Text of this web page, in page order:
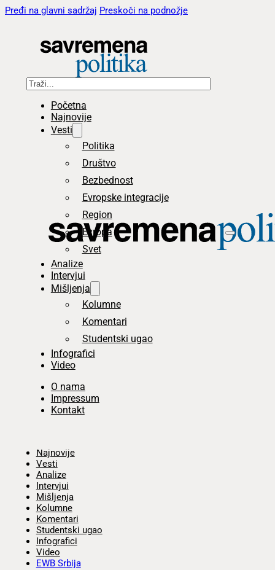
Pređi na glavni sadržaj Preskoči na podnožje
Pretraga
Početna
Najnovije
Vesti
Politika
Društvo
Bezbednost
Evropske integracije
Region
Evropa
Svet
Analize
Intervjui
Mišljenja
Kolumne
Komentari
Studentski ugao
Infografici
Video
O nama
Impressum
Kontakt
Najnovije
Vesti
Analize
Intervjui
Mišljenja
Kolumne
Komentari
Studentski ugao
Infografici
Video
EWB Srbija